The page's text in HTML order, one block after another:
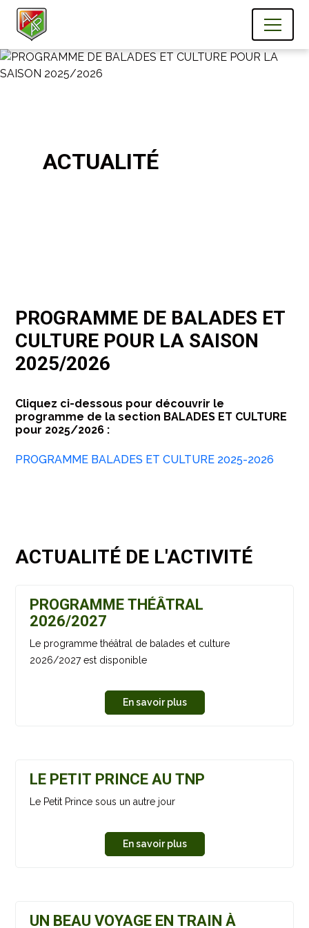
ACTUALITÉ
PROGRAMME DE BALADES ET
CULTURE POUR LA SAISON
2025/2026
Cliquez ci-dessous pour découvrir le
programme de la section BALADES ET CULTURE
pour 2025/2026 :
PROGRAMME BALADES ET CULTURE 2025-2026
ACTUALITÉ DE L'ACTIVITÉ
PROGRAMME THÉÂTRAL
2026/2027
Le programme théâtral de balades et culture
2026/2027 est disponible
En savoir plus
LE PETIT PRINCE AU TNP
Le Petit Prince sous un autre jour
En savoir plus
UN BEAU VOYAGE EN TRAIN À